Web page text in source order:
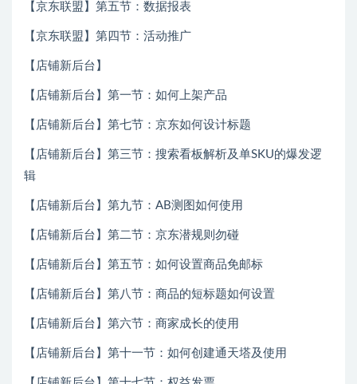
【京东联盟】第五节：数据报表
【京东联盟】第四节：活动推广
【店铺新后台】
【店铺新后台】第一节：如何上架产品
【店铺新后台】第七节：京东如何设计标题
【店铺新后台】第三节：搜索看板解析及单SKU的爆发逻
辑
【店铺新后台】第九节：AB测图如何使用
【店铺新后台】第二节：京东潜规则勿碰
【店铺新后台】第五节：如何设置商品免邮标
【店铺新后台】第八节：商品的短标题如何设置
【店铺新后台】第六节：商家成长的使用
【店铺新后台】第十一节：如何创建通天塔及使用